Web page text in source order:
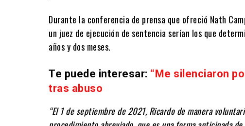
Durante la conferencia de prensa que ofreció Nath
un juez de ejecución de sentencia serían los que
años y dos meses.
Te puede interesar: “Me silenciaron
tras abuso
“El 1 de septiembre de 2021, Ricardo de manera